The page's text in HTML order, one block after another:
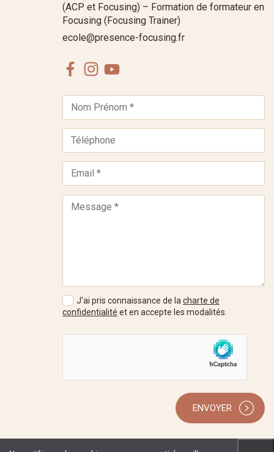
(ACP et Focusing) – Formation de formateur en
Focusing (Focusing Trainer)
ecole@presence-focusing.fr
FacebookInstagram
J'ai pris connaissance de lacharte de
confidentialité et en accepte les modalités.
ENVOYER